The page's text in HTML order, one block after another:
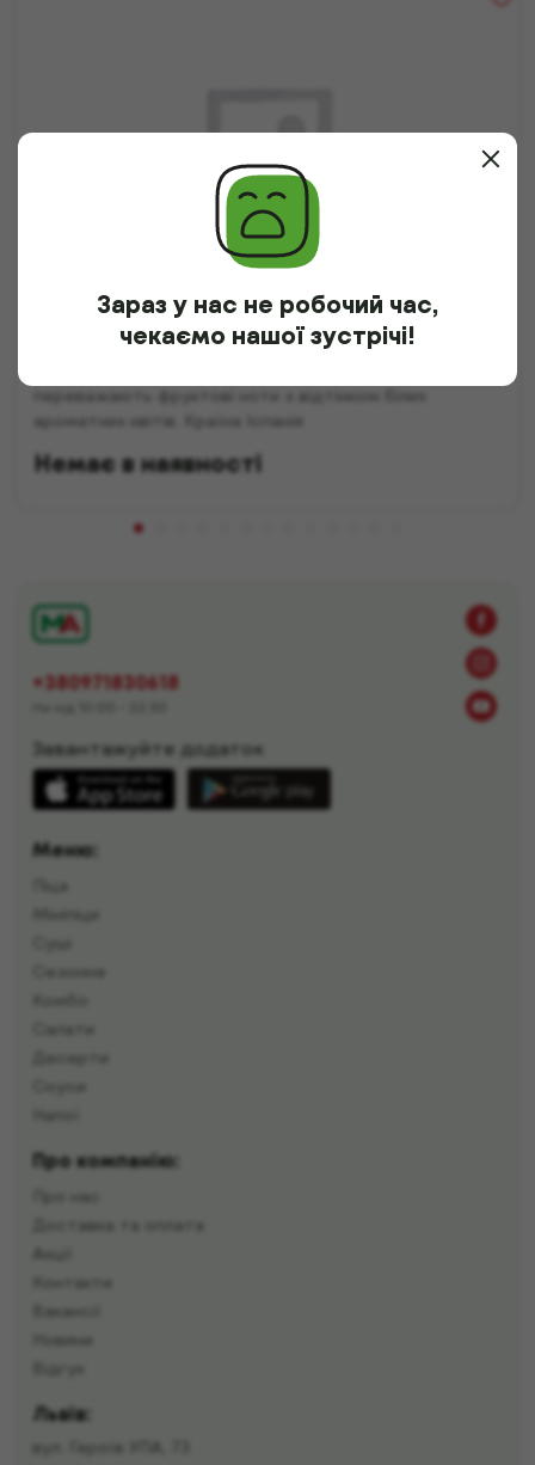
Вино Acantus Blanco
переважають фруктові ноти з відтінком білих
ароматних квітів. Країна Іспанія
Немає в наявності
+380971830618
Завантажуйте додаток
Меню:
Піца
Сезонне
Салати
Десерти
Напої
Про компанію:
Про нас
Доставка та оплата
Акції
Контакти
Вакансії
Новини
Львів:
вул. Героїв УПА, 73
Зараз у нас не робочий час,
чекаємо нашої зустрічі!